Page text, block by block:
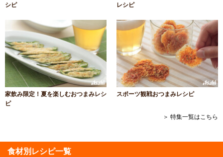
シピ
レシピ
家飲み限定！夏を楽しむおつまみレシ
ピ
スポーツ観戦おつまみレシピ
＞ 特集一覧はこちら
食材別レシピ一覧